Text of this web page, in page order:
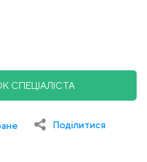
СПЕЦІАЛІСТА
Поділитися